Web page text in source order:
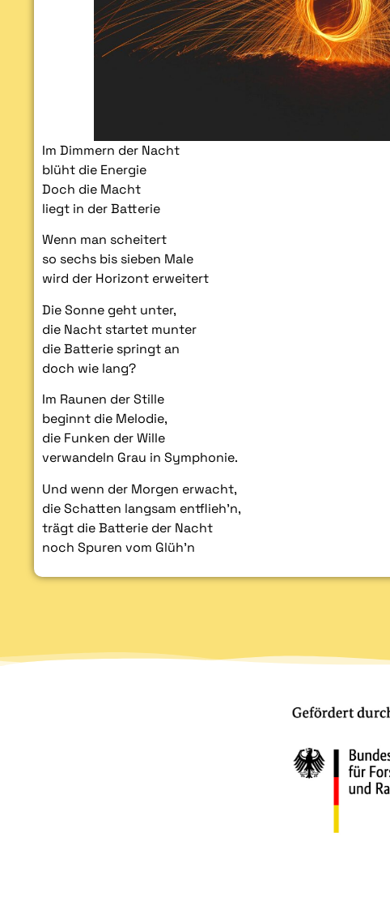
Im Dimmern der Nacht
blüht die Energie
Doch die Macht
liegt in der Batterie
Wenn man scheitert
so sechs bis sieben Male
wird der Horizont erweitert
Die Sonne geht unter,
die Nacht startet munter
die Batterie springt an
doch wie lang?
Im Raunen der Stille
beginnt die Melodie,
die Funken der Wille
verwandeln Grau in Symphonie.
Und wenn der Morgen erwacht,
die Schatten langsam entflieh’n,
trägt die Batterie der Nacht
noch Spuren vom Glüh’n